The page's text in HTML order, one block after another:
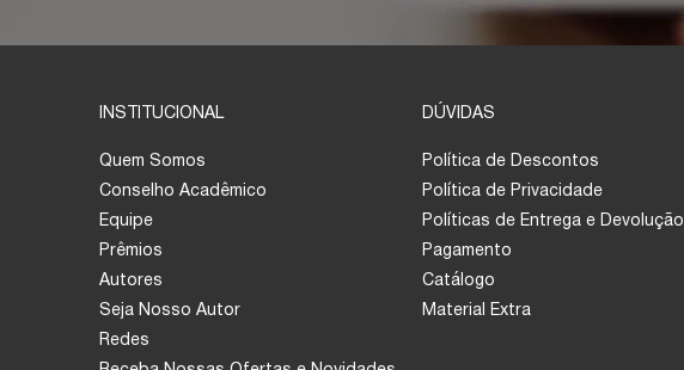
INSTITUCIONAL
Quem Somos
Conselho Acadêmico
Equipe
Prêmios
Autores
Seja Nosso Autor
Redes
DÚVIDAS
Política de Descontos
Política de Privacidade
Políticas de Entrega e Devolução
Pagamento
Catálogo
Material Extra